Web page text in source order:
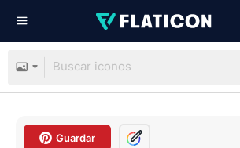
Guardar